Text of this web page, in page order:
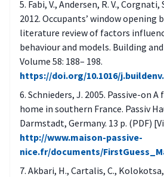
kaukokylmää?
Onko julkisten tilojen,
terveyshuollon laitosten
kartoitettu esimerkiksi
energiakatselmuksen/
yhteydessä?
Onko suunnittelussa
siniviherverkoston/-
saavutettavuus, niiden
ja varjot?
Fabi, V., Andersen, R. V., Corgnati,
2012. Occupants’ window opening
literature review of factors
behaviour and models. Building
Volume 58: 188– 198.
https://doi.org/10.1016/
Schnieders, J. 2005. Passive-on
home in southern France. Passiv
Darmstadt, Germany. 13 p. (PDF)
http://www.maison-passive-
nice.fr/documents/
Akbari, H., Cartalis, C., Kolokotsa,